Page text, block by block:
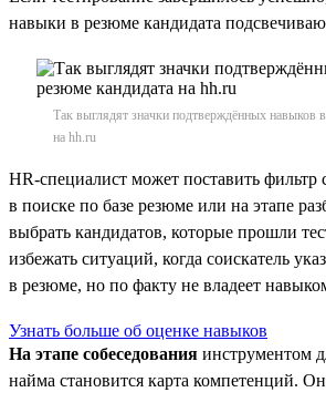
навыки в резюме кандидата
Так выглядят значки подтверждённых навыков
на hh.ru
HR-специалист может поставить
в поиске по базе резюме или на этапе
выбрать кандидатов, которые прошли
избежать ситуаций, когда соискатель
в резюме, но по факту не владеет
Узнать больше об оценке навыков
На этапе собеседования инструментом
найма становится карта компетенций.